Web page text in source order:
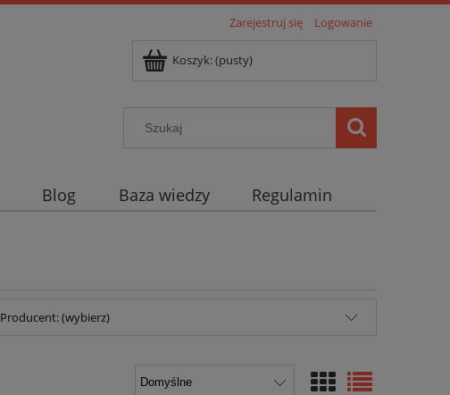
Zarejestruj się Logowanie
Koszyk:(pusty)
Blog Baza wiedzy Regulamin
Producent: (wybierz)